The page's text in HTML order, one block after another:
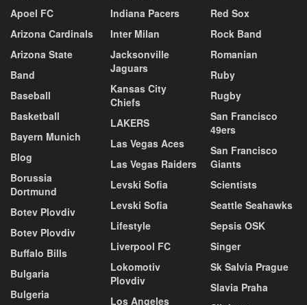
Apoel FC
Arizona Cardinals
Arizona State
Band
Baseball
Basketball
Bayern Munich
Blog
Borussia
Dortmund
Botev Plovdiv
Botev Plovdiv
Buffalo Bills
Bulgaria
Bulgeria
Indiana Pacers
Inter Milan
Jacksonville
Jaguars
Kansas City
Chiefs
LAKERS
Las Vegas Aces
Las Vegas Raiders
Levski Sofia
Levski Sofia
Lifestyle
Liverpool FC
Lokomotiv
Plovdiv
Los Angeles
Red Sox
Rock Band
Romanian
Ruby
Rugby
San Francisco
49ers
San Francisco
Giants
Scientists
Seattle Seahawks
Sepsis OSK
Singer
Sk Salvia Prague
Slavia Praha